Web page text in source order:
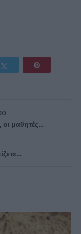
οι μαθητές…